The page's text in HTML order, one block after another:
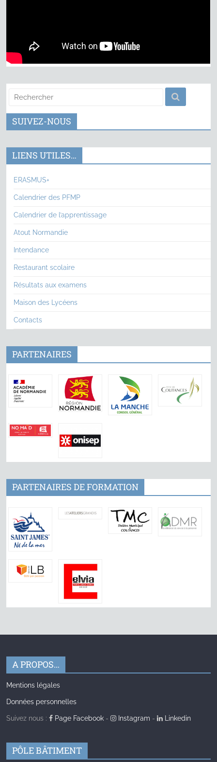
SUIVEZ-NOUS
LIENS UTILES…
ERASMUS+
Calendrier des PFMP
Calendrier de l’apprentissage
Atout Normandie
Intendance
Restaurant scolaire
Résultats aux examens
Maison des Lycéens
Contacts
PARTENAIRES
PARTENAIRES DE FORMATION
A PROPOS…
Mentions légales
Données personnelles
Suivez nous : Page Facebook - Instagram - Linkedin
PÔLE BÂTIMENT